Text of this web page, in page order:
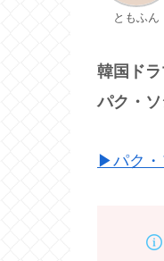
ともふん
韓国ドラ
パク・
▶パク・